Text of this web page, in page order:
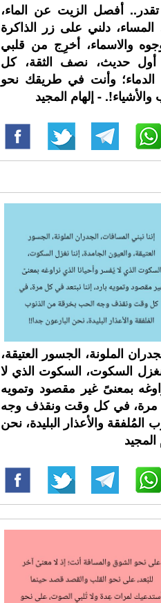
أفصل الزيت عن الماء،
دلني على زر الذاكرة
والاسماء، أخرِج من قلبي
أول حديث، نصف الثقة، كل
وأنت في طريقك نحو
- إلهام المجيد
الملونة، الجسور العتيقة،
نغزل السكوت، السكوت الذي لا
بمعنىً غير مقصود وتمويه
كل مرة، في كل وقت ونقذف وجه
والأعذار البليدة، نحن